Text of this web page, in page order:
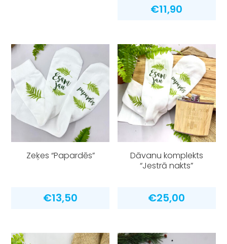
€11,90
Zeķes “Papardēs”
€13,50
Dāvanu komplekts
“Jestrā nakts”
€25,00